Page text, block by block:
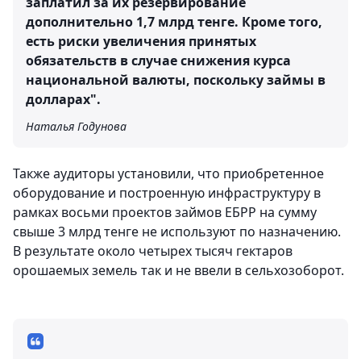
дополнительно 1,7 млрд тенге. Кроме того,
есть риски увеличения принятых
обязательств в случае снижения курса
национальной валюты, поскольку займы в
долларах".
Наталья Годунова
Также аудиторы установили, что приобретенное
оборудование и построенную инфраструктуру в
рамках восьми проектов займов ЕБРР на сумму
свыше 3 млрд тенге не используют по назначению.
В результате около четырех тысяч гектаров
орошаемых земель так и не ввели в сельхозоборот.